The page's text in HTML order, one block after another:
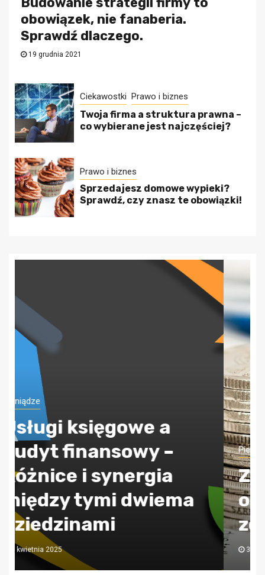
obowiązek, nie fanaberia.
Sprawdź dlaczego.
19 grudnia 2021
Ciekawostki Prawo i biznes
Twoja firma a struktura prawna –
co wybierane jest najczęściej?
Prawo i biznes
Sprzedajesz domowe wypieki?
Sprawdź, czy znasz te obowiązki!
Pieniądze
ZUS jak poprawnie
obliczać składkę
zdrowotną?
30 lipca 2024